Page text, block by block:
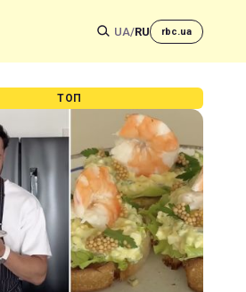
UA/RU rbc.ua
ТОП